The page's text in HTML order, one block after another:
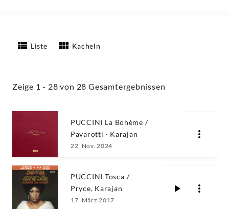
Liste Kacheln
Zeige 1 - 28 von 28 Gesamtergebnissen
PUCCINI La Bohème /
Pavarotti · Karajan
22. Nov. 2024
PUCCINI Tosca /
Pryce, Karajan
17. März 2017